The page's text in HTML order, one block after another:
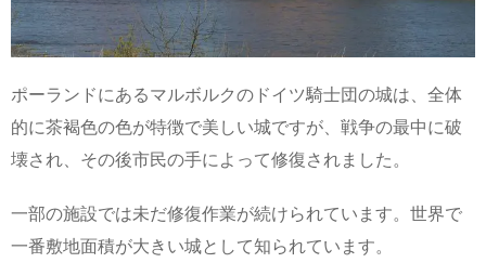
ポーランドにあるマルボルクのドイツ騎士団の城は、全体
的に茶褐色の色が特徴で美しい城ですが、戦争の最中に破
壊され、その後市民の手によって修復されました。
一部の施設では未だ修復作業が続けられています。世界で
一番敷地面積が大きい城として知られています。